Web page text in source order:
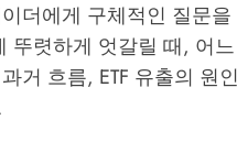
더에게 구체적인 질문
뚜렷하게 엇갈릴 때, 어
거 흐름, ETF 유출의 원